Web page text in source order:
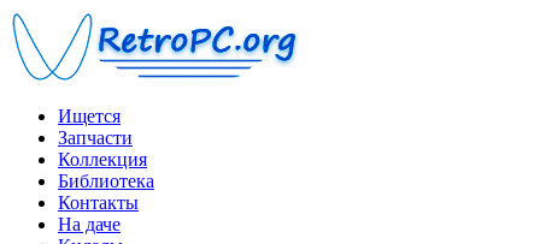
Ищется
Запчасти
Коллекция
Библиотека
Контакты
На даче